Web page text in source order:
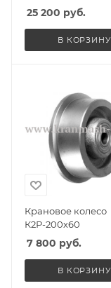
25 200 руб.
В КОРЗИНУ
Крановое колесо
К2Р-200х60
7 800 руб.
В КОРЗИНУ